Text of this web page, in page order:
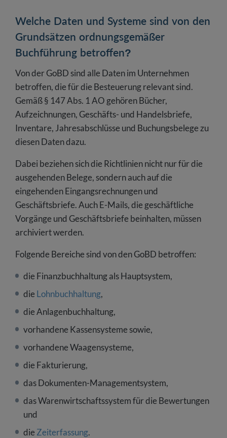
Welche Daten und Systeme sind von den
Grundsätzen ordnungsgemäßer
Buchführung betroffen?
Von der GoBD sind alle Daten im Unternehmen
betroffen, die für die Besteuerung relevant sind.
Gemäß § 147 Abs. 1 AO gehören Bücher,
Aufzeichnungen, Geschäfts- und Handelsbriefe,
Inventare, Jahresabschlüsse und Buchungsbelege zu
diesen Daten dazu.
Dabei beziehen sich die Richtlinien nicht nur für die
ausgehenden Belege, sondern auch auf die
eingehenden Eingangsrechnungen und
Geschäftsbriefe. Auch E-Mails, die geschäftliche
Vorgänge und Geschäftsbriefe beinhalten, müssen
archiviert werden.
Folgende Bereiche sind von den GoBD betroffen:
die Finanzbuchhaltung als Hauptsystem,
die Lohnbuchhaltung,
die Anlagenbuchhaltung,
vorhandene Kassensysteme sowie,
vorhandene Waagensysteme,
die Fakturierung,
das Dokumenten-Managementsystem,
das Warenwirtschaftssystem für die Bewertungen
und
die Zeiterfassung.